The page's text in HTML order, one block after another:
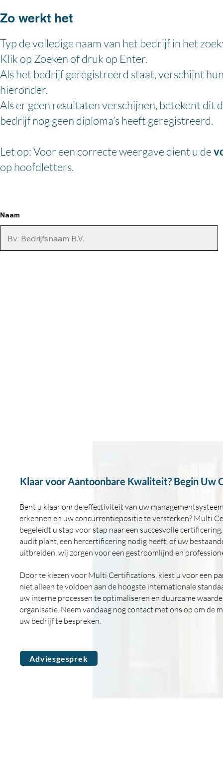
Zo werkt het
Typ de volledige naam van het bedrijf in het
Klik op Zoeken of druk op Enter.
Als het bedrijf geregistreerd staat, verschijnt
hieronder.
Als er geen resultaten verschijnen, betekent
bedrijfnog geen diploma’s heeft geregistreerd.
Let op: Voor een correcte weergave dient u de
op hoofdletters.
Naam
Klaar voor Aantoonbare Kwaliteit? Begin
Bent u klaar om de effectiviteit van uw
erkennen en uw concurrentiepositie te versterken? Multi
begeleidt u stap voor stap naar een succesvolle
audit plant, een hercertificering nodig heeft, of uw
uitbreiden, wij zorgen voor een gestroomlijnd en
Door te kiezen voor Multi Certifications, kiest u voor een
niet alleen te voldoen aan de hoogste internationale
uw interne processen te optimaliseren en duurzame
organisatie. Neem vandaag nog contact met ons op om de
uw bedrijf te bespreken.
Adviesgesprek